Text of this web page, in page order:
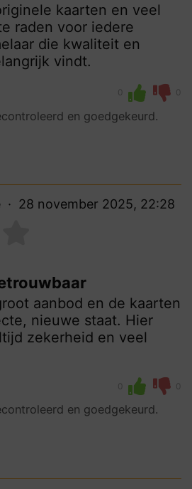
kaarten en veel
raden voor iedere
die kwaliteit en
vindt.
0 0
en goedgekeurd.
28 november 2025, 22:28
aanbod en de kaarten
nieuwe staat. Hier
zekerheid en veel
0 0
en goedgekeurd.